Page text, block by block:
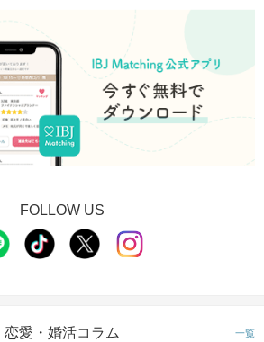
FOLLOW US
恋愛・婚活コラム 一覧